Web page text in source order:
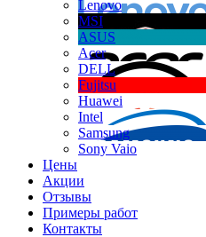
Lenovo
MSI
ASUS
Acer
DELL
Fujitsu
Huawei
Intel
Samsung
Sony Vaio
Цены
Акции
Отзывы
Примеры работ
Контакты